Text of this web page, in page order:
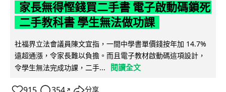
家長無得慳錢買二手書 電子啟動碼鎖死
二手教科書 學生無法做功課
社福界立法會議員陳文宜指，一間中學書單價錢按年加 14.7%
遠超通漲，令家長難以負擔。而且電子教材啟動碼這項設計，
令學生無法完成功課，二手...
閱讀全文
↗